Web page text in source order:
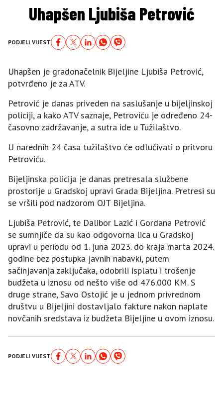
Uhapšen Ljubiša Petrović
PODJELI VIJEST
Uhapšen je gradonačelnik Bijeljine Ljubiša Petrović,
potvrđeno je za ATV.
Petrović je danas priveden na saslušanje u bijeljinskoj
policiji, a kako ATV saznaje, Petroviću je određeno 24-
časovno zadržavanje, a sutra ide u Tužilaštvo.
U narednih 24 časa tužilaštvo će odlučivati o pritvoru
Petroviću.
Bijeljinska policija je danas pretresala službene
prostorije u Gradskoj upravi Grada Bijeljina. Pretresi su
se vršili pod nadzorom OJT Bijeljina.
Ljubiša Petrović, te Dalibor Lazić i Gordana Petrović
se sumnjiče da su kao odgovorna lica u Gradskoj
upravi u periodu od 1. juna 2023. do kraja marta 2024.
godine bez postupka javnih nabavki, putem
sačinjavanja zaključaka, odobrili isplatu i trošenje
budžeta u iznosu od nešto više od 476.000 KM. S
druge strane, Savo Ostojić je u jednom privrednom
društvu u Bijeljini dostavljalo fakture nakon naplate
novčanih sredstava iz budžeta Bijeljine u ovom iznosu.
PODJELI VIJEST